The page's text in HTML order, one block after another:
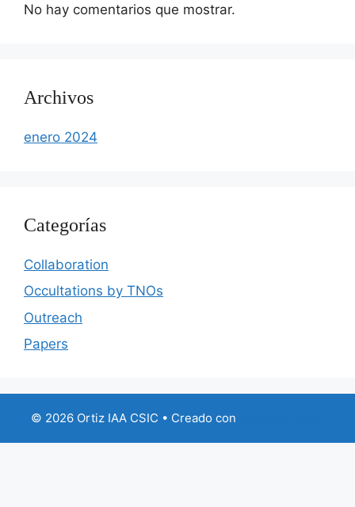
No hay comentarios que mostrar.
Archivos
enero 2024
Categorías
Collaboration
Occultations by TNOs
Outreach
Papers
© 2026 Ortiz IAA CSIC • Creado con